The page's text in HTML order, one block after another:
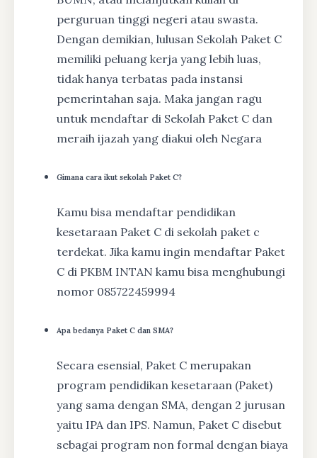
perguruan tinggi negeri atau swasta.
Dengan demikian, lulusan Sekolah Paket C
memiliki peluang kerja yang lebih luas,
tidak hanya terbatas pada instansi
pemerintahan saja. Maka jangan ragu
untuk mendaftar di Sekolah Paket C dan
meraih ijazah yang diakui oleh Negara
Gimana cara ikut sekolah Paket C?
Kamu bisa mendaftar pendidikan
kesetaraan Paket C di sekolah paket c
terdekat. Jika kamu ingin mendaftar Paket
C di PKBM INTAN kamu bisa menghubungi
nomor 085722459994
Apa bedanya Paket C dan SMA?
Secara esensial, Paket C merupakan
program pendidikan kesetaraan (Paket)
yang sama dengan SMA, dengan 2 jurusan
yaitu IPA dan IPS. Namun, Paket C disebut
sebagai program non formal dengan biaya